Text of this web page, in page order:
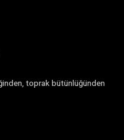
toprak bütünlüğünden